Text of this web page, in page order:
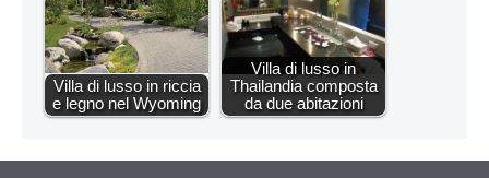
Villa di lusso in riccia
e legno nel Wyoming
Villa di lusso in
Thailandia composta
da due abitazioni